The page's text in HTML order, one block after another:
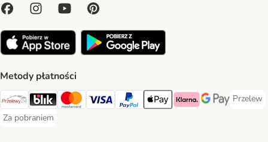
Metody płatności
Przelewy24 Payment Method
Blik Payment Method
MasterCard Payment Method
Visa Payment Method
PayPal Payment Method
Apple Pay Payment Method
Klarna Payment Method
Google Pay
Przelew
Przelew
Za pobraniem
Za pobraniem Payment Method